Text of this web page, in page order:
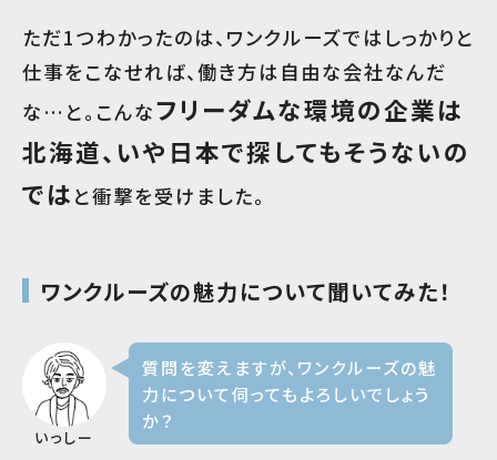
ただ1つわかったのは、ワンクルーズではしっかりと
仕事をこなせれば、働き方は自由な会社なんだ
な…と。こんなフリーダムな環境の企業は
北海道、いや日本で探してもそうないの
では と衝撃を受けました。
ワンクルーズの魅力について聞いてみた！
いっしー
質問を変えますが、ワンクルーズの魅
力について伺ってもよろしいでしょう
か？